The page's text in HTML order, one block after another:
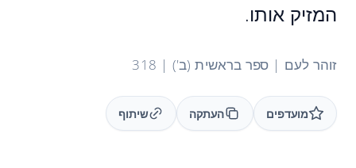
המזיק אותו.
זוהר לעם | ספר בראשית (ב') | 318
מועדפים העתקה שיתוף